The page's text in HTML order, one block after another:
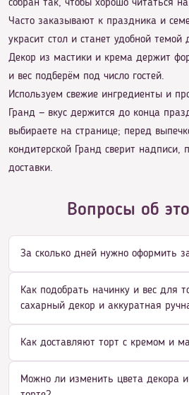
собран так, чтобы хорошо читаться
Часто заказывают к праздника и
украсит стол и станет удобной темой
Декор из мастики и крема держит
и вес подберём под число гостей.
Используем свежие ингредиенты и
Гранд — вкус держится до конца
выбираете на странице; перед
кондитерской Гранд сверит надписи,
доставки.
Вопросы об
За сколько дней нужно оформить
Как подобрать начинку и вес для
сахарный декор и аккуратная
Как доставляют торт с кремом и
Можно ли изменить цвета декора